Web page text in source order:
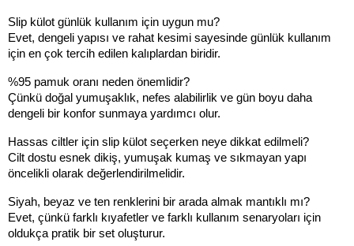
Slip külot günlük kullanım için uygun mu?
Evet, dengeli yapısı ve rahat kesimi sayesinde günlük kullanım
için en çok tercih edilen kalıplardan biridir.
%95 pamuk oranı neden önemlidir?
Çünkü doğal yumuşaklık, nefes alabilirlik ve gün boyu daha
dengeli bir konfor sunmaya yardımcı olur.
Hassas ciltler için slip külot seçerken neye dikkat edilmeli?
Cilt dostu esnek dikiş, yumuşak kumaş ve sıkmayan yapı
öncelikli olarak değerlendirilmelidir.
Siyah, beyaz ve ten renklerini bir arada almak mantıklı mı?
Evet, çünkü farklı kıyafetler ve farklı kullanım senaryoları için
oldukça pratik bir set oluşturur.